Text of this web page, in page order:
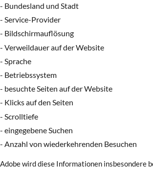
- Bundesland und Stadt
- Service-Provider
- Bildschirmauflösung
- Verweildauer auf der Website
- Sprache
- Betriebssystem
- besuchte Seiten auf der Website
- Klicks auf den Seiten
- Scrolltiefe
- eingegebene Suchen
- Anzahl von wiederkehrenden Besuchen
Adobe wird diese Informationen insbesondere